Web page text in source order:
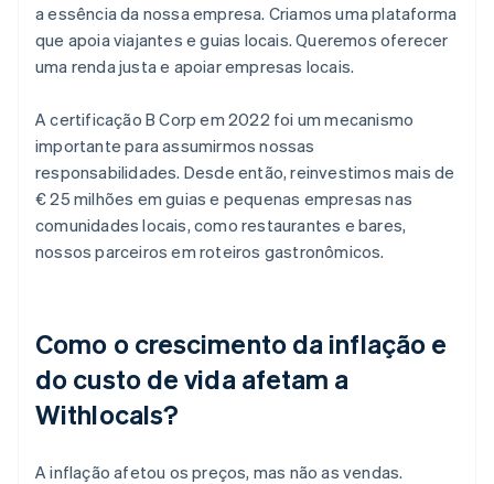
a essência da nossa empresa. Criamos uma plataforma
que apoia viajantes e guias locais. Queremos oferecer
uma renda justa e apoiar empresas locais.
A certificação B Corp em 2022 foi um mecanismo
importante para assumirmos nossas
responsabilidades. Desde então, reinvestimos mais de
€ 25 milhões em guias e pequenas empresas nas
comunidades locais, como restaurantes e bares,
nossos parceiros em roteiros gastronômicos.
Como o crescimento da inflação e
do custo de vida afetam a
Withlocals?
A inflação afetou os preços, mas não as vendas.